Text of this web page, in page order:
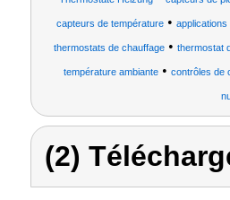
capteurs de température•
thermostats de chauffage• thermostat
température ambiante• contrôles de
(2)